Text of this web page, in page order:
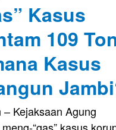
Kasus
109
Kasus
Kejaksaan Agung